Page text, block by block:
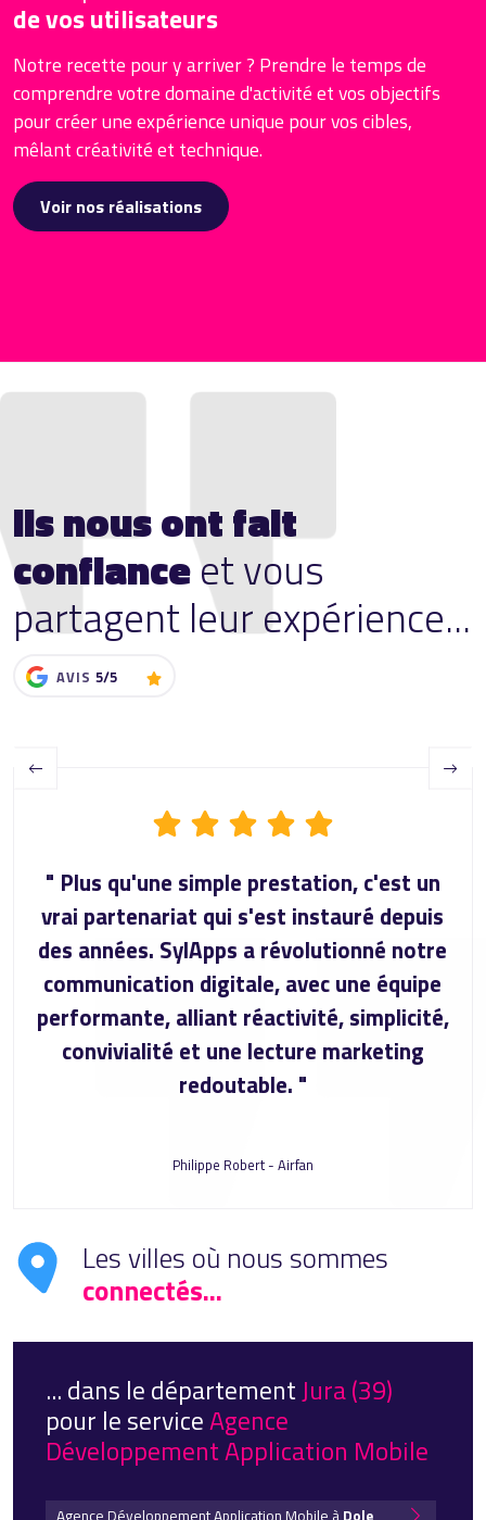
de vos utilisateurs
Notre recette pour y arriver ? Prendre le temps de
comprendre votre domaine d'activité et vos objectifs
pour créer une expérience unique pour vos cibles,
mêlant créativité et technique.
Voir nos réalisations
Ils nous ont fait
confianceet vous
partagent leur expérience...
AVIS 5/5
" Plus qu'une simple prestation, c'est un
vrai partenariat qui s'est instauré depuis
des années. SylApps a révolutionné notre
communication digitale, avec une équipe
performante, alliant réactivité, simplicité,
convivialité et une lecture marketing
redoutable. "
Philippe Robert - Airfan
Les villes où nous sommes
connectés...
... dans le départementJura (39)
pour le serviceAgence
Développement Application Mobile
Agence Développement Application Mobile à Dole